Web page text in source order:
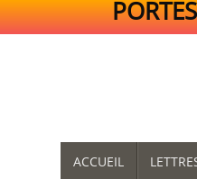
AUACCUEIL